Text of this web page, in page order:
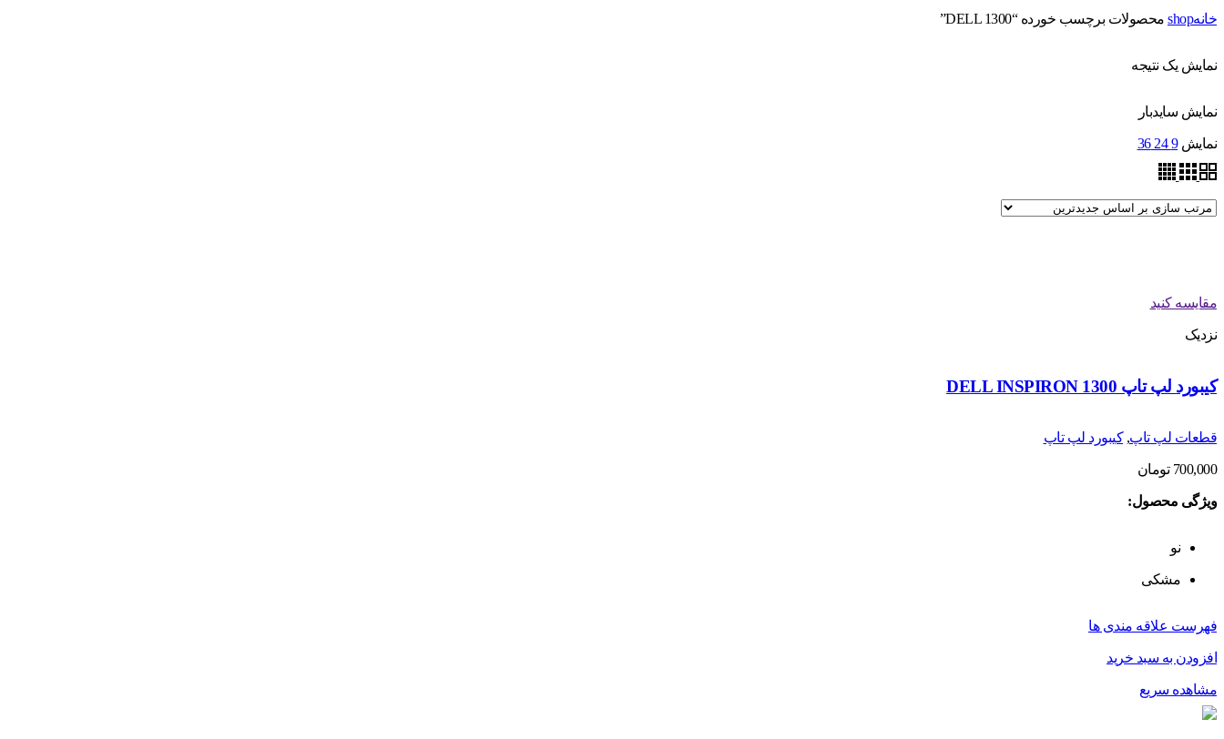
خانهshop محصولات برچسب خورده “DELL 1300”
نمایش یک نتیجه
نمایش سایدبار
نمایش 9
24
36
مقایسه کنید
نزدیک
کیبورد لپ تاپ DELL INSPIRON 1300
قطعات لپ تاپ,کیبورد لپ تاپ
700,000 تومان
ویژگی محصول:
نو
مشکی
فهرست علاقه مندی ها
افزودن به سبد خرید
مشاهده سریع